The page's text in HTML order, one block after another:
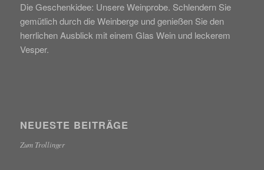
Die Geschenkidee: Unsere Weinprobe. Schlendern Sie
gemütlich durch die Weinberge und genießen Sie den
herrlichen Ausblick mit einem Glas Wein und leckerem
Vesper.
NEUESTE BEITRÄGE
Zum Trollinger